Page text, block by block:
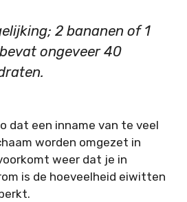
2 bananen of 1
ongeveer 40
dat een inname van te veel
worden omgezet in
weer dat je in
is de hoeveelheid eiwitten